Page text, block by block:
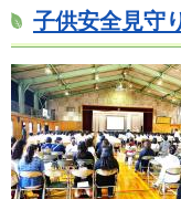
子供安全見守